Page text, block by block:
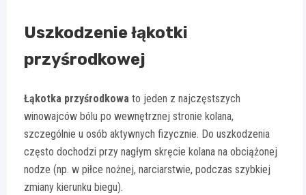
Uszkodzenie łąkotki
przyśrodkowej
Łąkotka przyśrodkowa to jeden z najczęstszych
winowajców bólu po wewnętrznej stronie kolana,
szczególnie u osób aktywnych fizycznie. Do uszkodzenia
często dochodzi przy nagłym skręcie kolana na obciążonej
nodze (np. w piłce nożnej, narciarstwie, podczas szybkiej
zmiany kierunku biegu).